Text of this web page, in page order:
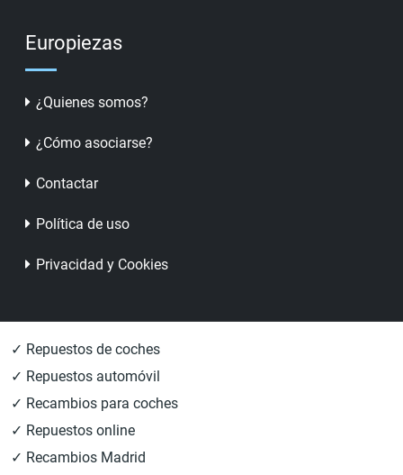
Europiezas
¿Quienes somos?
¿Cómo asociarse?
Contactar
Política de uso
Privacidad y Cookies
✓ Repuestos de coches
✓ Repuestos automóvil
✓ Recambios para coches
✓ Repuestos online
✓ Recambios Madrid